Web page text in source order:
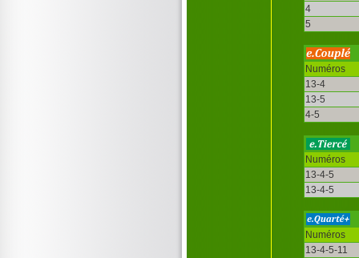
4
5
Numéros
13-4
13-5
4-5
Numéros
13-4-5
13-4-5
Numéros
13-4-5-11